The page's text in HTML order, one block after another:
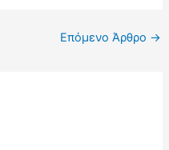
Επόμενο Άρθρο →